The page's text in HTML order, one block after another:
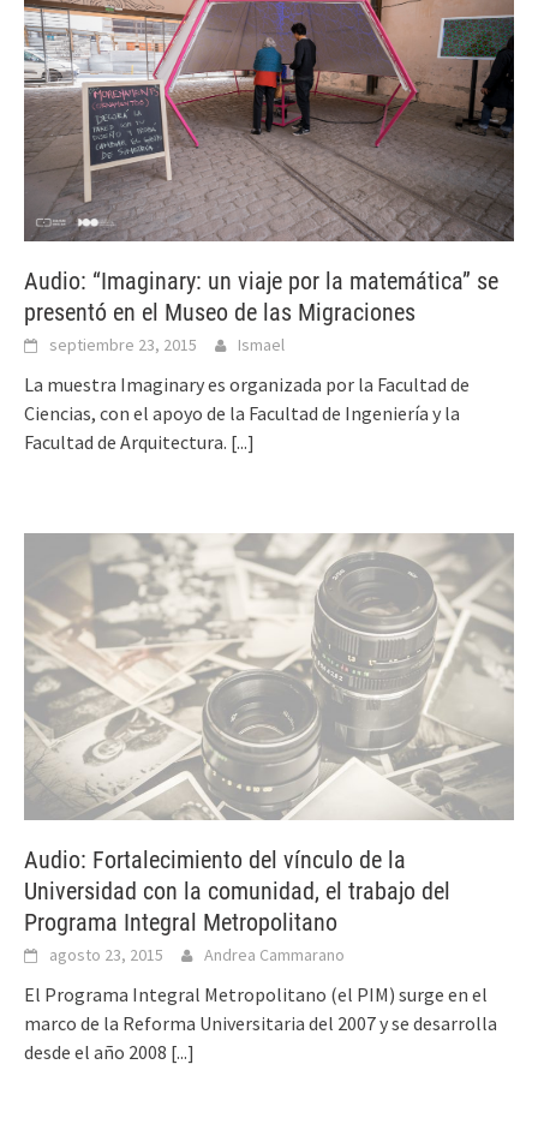
Audio: “Imaginary: un viaje por la matemática” se
presentó en el Museo de las Migraciones
septiembre 23, 2015 Ismael
La muestra Imaginary es organizada por la Facultad de
Ciencias, con el apoyo de la Facultad de Ingeniería y la
Facultad de Arquitectura. [...]
Audio: Fortalecimiento del vínculo de la
Universidad con la comunidad, el trabajo del
Programa Integral Metropolitano
agosto 23, 2015 Andrea Cammarano
El Programa Integral Metropolitano (el PIM) surge en el
marco de la Reforma Universitaria del 2007 y se desarrolla
desde el año 2008 [...]